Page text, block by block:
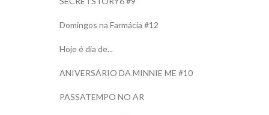
Domingos na Farmácia #12
Hoje é dia de...
ANIVERSÁRIO DA MINNIE ME #10
PASSATEMPO NO AR